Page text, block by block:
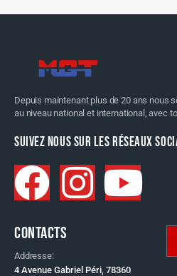
Depuis maintenant plus de 20 ans nous
au niveau national et international, avec
SUIVEZ NOUS SUR LES RÉSEAUX
CONTACTS
Addresse:
4 Avenue Gabriel Péri, 78360